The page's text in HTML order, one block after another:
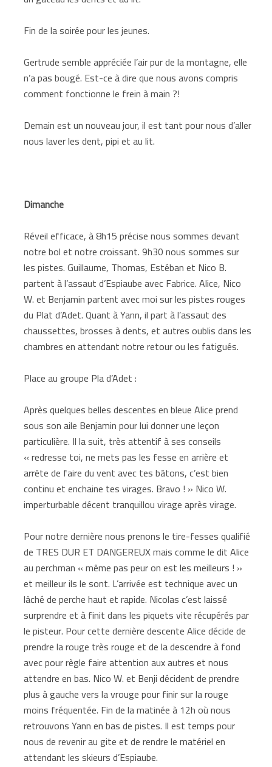
Fin de la soirée pour les jeunes.
Gertrude semble appréciée l’air pur de la montagne, elle
n’a pas bougé. Est-ce à dire que nous avons compris
comment fonctionne le frein à main ?!
Demain est un nouveau jour, il est tant pour nous d’aller
nous laver les dent, pipi et au lit.
Dimanche
Réveil efficace, à 8h15 précise nous sommes devant
notre bol et notre croissant. 9h30 nous sommes sur
les pistes. Guillaume, Thomas, Estéban et Nico B.
partent à l’assaut d’Espiaube avec Fabrice. Alice, Nico
W. et Benjamin partent avec moi sur les pistes rouges
du Plat d’Adet. Quant à Yann, il part à l’assaut des
chaussettes, brosses à dents, et autres oublis dans les
chambres en attendant notre retour ou les fatigués.
Place au groupe Pla d’Adet :
Après quelques belles descentes en bleue Alice prend
sous son aile Benjamin pour lui donner une leçon
particulière. Il la suit, très attentif à ses conseils
« redresse toi, ne mets pas les fesse en arrière et
arrête de faire du vent avec tes bâtons, c’est bien
continu et enchaine tes virages. Bravo ! » Nico W.
imperturbable décent tranquillou virage après virage.
Pour notre dernière nous prenons le tire-fesses qualifié
de TRES DUR ET DANGEREUX mais comme le dit Alice
au perchman « même pas peur on est les meilleurs ! »
et meilleur ils le sont. L’arrivée est technique avec un
lâché de perche haut et rapide. Nicolas c’est laissé
surprendre et à finit dans les piquets vite récupérés par
le pisteur. Pour cette dernière descente Alice décide de
prendre la rouge très rouge et de la descendre à fond
avec pour règle faire attention aux autres et nous
attendre en bas. Nico W. et Benji décident de prendre
plus à gauche vers la vrouge pour finir sur la rouge
moins fréquentée. Fin de la matinée à 12h où nous
retrouvons Yann en bas de pistes. Il est temps pour
nous de revenir au gite et de rendre le matériel en
attendant les skieurs d’Espiaube.